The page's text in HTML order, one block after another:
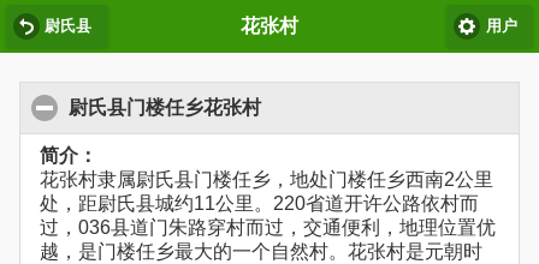
尉氏县 花张村 用户
尉氏县门楼任乡花张村
简介：
花张村隶属尉氏县门楼任乡，地处门楼任乡西南2公里
处，距尉氏县城约11公里。220省道开许公路依村而
过，036县道门朱路穿村而过，交通便利，地理位置优
越，是门楼任乡最大的一个自然村。花张村是元朝时